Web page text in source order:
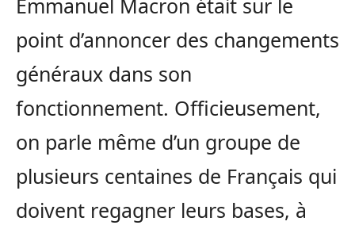
Emmanuel Macron était sur le
point d’annoncer des changements
généraux dans son
fonctionnement. Officieusement,
on parle même d’un groupe de
plusieurs centaines de Français qui
doivent regagner leurs bases, à